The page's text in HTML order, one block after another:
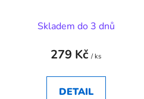
Skladem do 3 dnů
279 Kč / ks
DETAIL